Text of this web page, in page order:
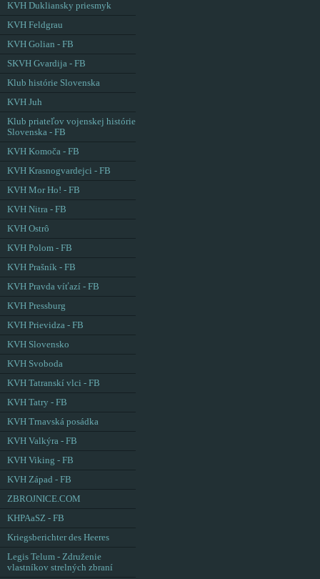
KVH Dukliansky priesmyk
KVH Feldgrau
KVH Golian - FB
SKVH Gvardija - FB
Klub histórie Slovenska
KVH Juh
Klub priateľov vojenskej histórie
Slovenska - FB
KVH Komoča - FB
KVH Krasnogvardejci - FB
KVH Mor Ho! - FB
KVH Nitra - FB
KVH Ostrô
KVH Polom - FB
KVH Prašník - FB
KVH Pravda víťazí - FB
KVH Pressburg
KVH Prievidza - FB
KVH Slovensko
KVH Svoboda
KVH Tatranskí vlci - FB
KVH Tatry - FB
KVH Trnavská posádka
KVH Valkýra - FB
KVH Viking - FB
KVH Západ - FB
ZBROJNICE.COM
KHPAaSZ - FB
Kriegsberichter des Heeres
Legis Telum - Združenie
vlastníkov strelných zbraní